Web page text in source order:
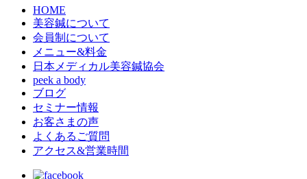
HOME
美容鍼について
会員制について
メニュー&料金
日本メディカル美容鍼協会
peek a body
ブログ
セミナー情報
お客さまの声
よくあるご質問
アクセス&営業時間